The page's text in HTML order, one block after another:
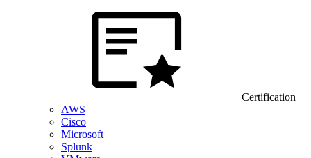
Certification
AWS
Cisco
Microsoft
Splunk